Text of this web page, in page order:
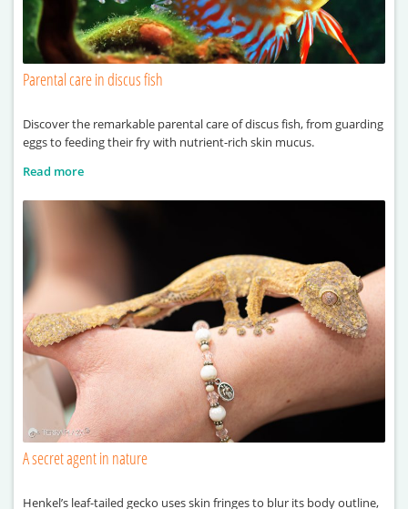
Parental care in discus fish
Discover the remarkable parental care of discus fish, from guarding
eggs to feeding their fry with nutrient-rich skin mucus.
Read more
A secret agent in nature
Henkel’s leaf-tailed gecko uses skin fringes to blur its body outline,